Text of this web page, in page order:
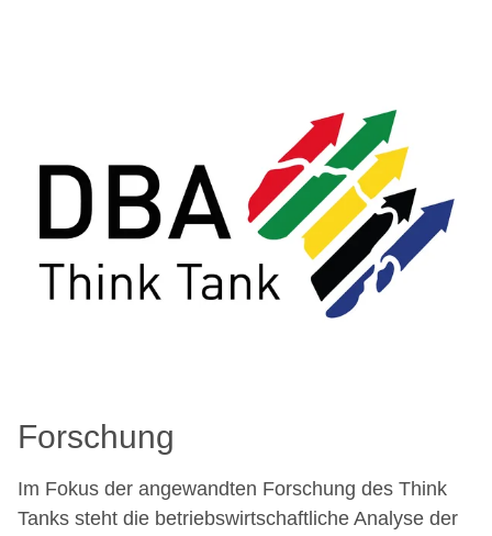
Forschung
Im Fokus der angewandten Forschung des Think
Tanks steht die betriebswirtschaftliche Analyse der